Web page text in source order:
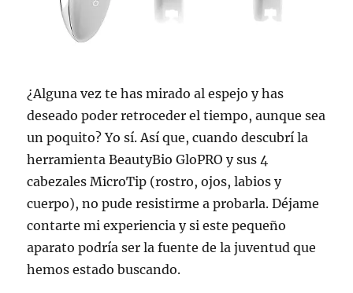
¿Alguna vez te has mirado al espejo y has
deseado poder retroceder el tiempo, aunque sea
un poquito? Yo sí. Así que, cuando descubrí la
herramienta BeautyBio GloPRO y sus 4
cabezales MicroTip (rostro, ojos, labios y
cuerpo), no pude resistirme a probarla. Déjame
contarte mi experiencia y si este pequeño
aparato podría ser la fuente de la juventud que
hemos estado buscando.